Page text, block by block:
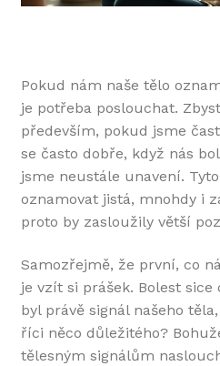
Pokud nám naše tělo
je potřeba poslouchat.
především, pokud jsme
se často dobře, když nás
jsme neustále unavení.
oznamovat jistá, mnohdy i
proto by zasloužily větší
Samozřejmě, že první, co
je vzít si prášek. Bolest
byl právě signál našeho
říci něco důležitého?
tělesným signálům